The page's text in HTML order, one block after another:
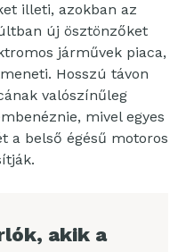
illeti, azokban az
új ösztönzőket
járművek piaca,
Hosszú távon
valószínűleg
mivel egyes
a belső égésű motoros
akik a